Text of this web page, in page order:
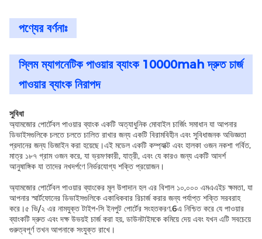
পণ্যের বর্ণনাঃ
স্লিম ম্যাগনেটিক পাওয়ার ব্যাংক 10000mah দ্রুত চার্জ
পাওয়ার ব্যাংক নিরাপদ
সুবিধা
অ্যামজোর পোর্টেবল পাওয়ার ব্যাংক একটি অত্যাধুনিক মোবাইল চার্জিং সমাধান যা আপনার
ডিভাইসগুলিকে চলতে চলতে চালিত রাখার জন্য একটি বিরামবিহীন এবং সুবিধাজনক অভিজ্ঞতা
প্রদানের জন্য ডিজাইন করা হয়েছে।এই মডেল একটি কম্প্যাক্ট এবং হালকা ওজন নকশা গর্বিত,
মাত্র ১৮৭ গ্রাম ওজন করে, যা ভ্রমণকারী, যাত্রী, এবং যে কারও জন্য একটি আদর্শ
আনুষাঙ্গিক যা তাদের নখদর্পণে নির্ভরযোগ্য শক্তি প্রয়োজন।
অ্যামজোর পোর্টেবল পাওয়ার ব্যাংকের মূল উপাদান হল এর বিশাল ১০,০০০ এমএএইচ ক্ষমতা, যা
আপনার স্মার্টফোনের ডিভাইসগুলিকে একাধিকবার রিচার্জ করার জন্য পর্যাপ্ত শক্তি সরবরাহ
করে।৫ ভি/২ এর নামযুক্ত টাইপ-সি ইনপুট পোর্টের সংহতকরণ.6এ নিশ্চিত করে যে পাওয়ার
ব্যাংকটি দ্রুত এবং দক্ষ উভয়ই চার্জ করা হয়, ডাউনটাইমকে কমিয়ে দেয় এবং যখন এটি সবচেয়ে
গুরুত্বপূর্ণ তখন আপনাকে সংযুক্ত রাখে।